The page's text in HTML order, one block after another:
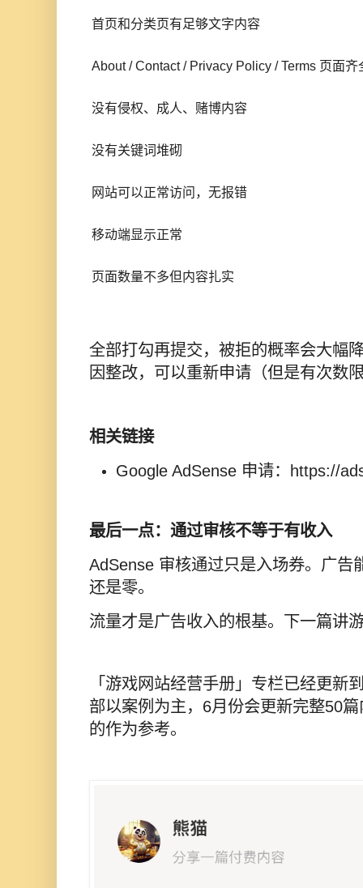
首页和分类页有足够文字内容
About / Contact / Privacy Policy / Terms 页面齐
没有侵权、成人、赌博内容
没有关键词堆砌
网站可以正常访问，无报错
移动端显示正常
页面数量不多但内容扎实
全部打勾再提交，被拒的概率会大幅
因整改，可以重新申请（但是有次数
相关链接
Google AdSense 申请：https://
最后一点：通过审核不等于有收入
AdSense 审核通过只是入场券。广告
还是零。
流量才是广告收入的根基。下一篇讲
「游戏网站经营手册」专栏已经更新
部以案例为主，6月份会更新完整50
的作为参考。